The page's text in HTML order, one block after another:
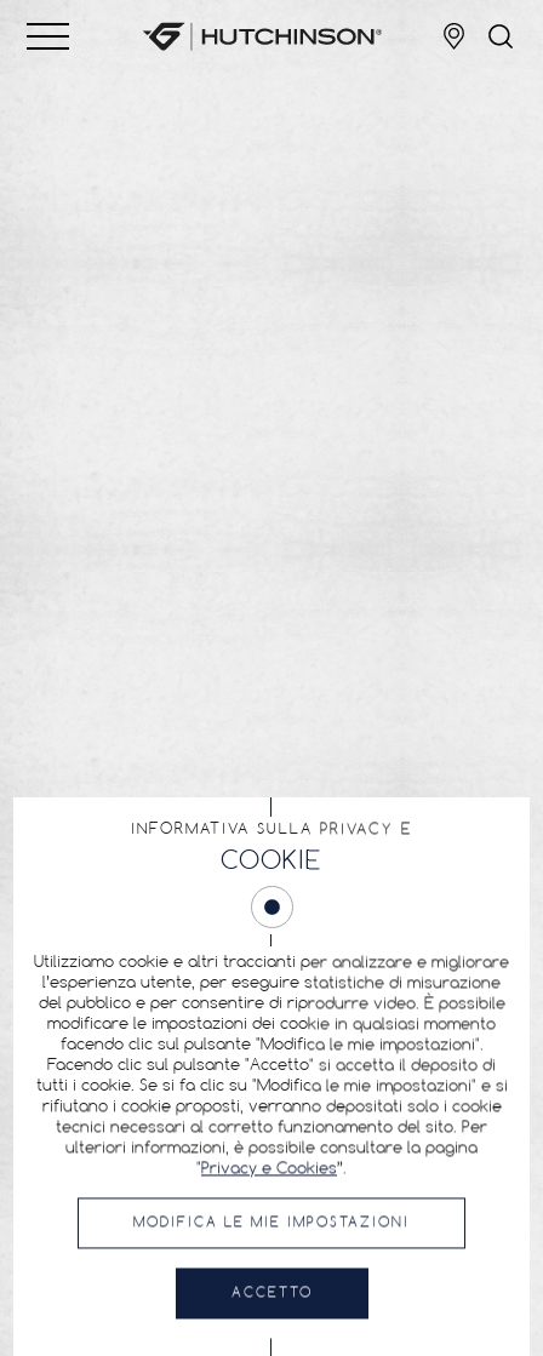
INFORMATIVA SULLA PRIVACY E
COOKIE
Utilizziamo cookie e altri traccianti per analizzare e migliorare
l’esperienza utente, per eseguire statistiche di misurazione
del pubblico e per consentire di riprodurre video. È possibile
modificare le impostazioni dei cookie in qualsiasi momento
facendo clic sul pulsante "Modifica le mie impostazioni".
Facendo clic sul pulsante "Accetto" si accetta il deposito di
tutti i cookie. Se si fa clic su "Modifica le mie impostazioni" e si
rifiutano i cookie proposti, verranno depositati solo i cookie
tecnici necessari al corretto funzionamento del sito. Per
ulteriori informazioni, è possibile consultare la pagina
"Privacy e Cookies”.
MODIFICA LE MIE IMPOSTAZIONI
ACCETTO